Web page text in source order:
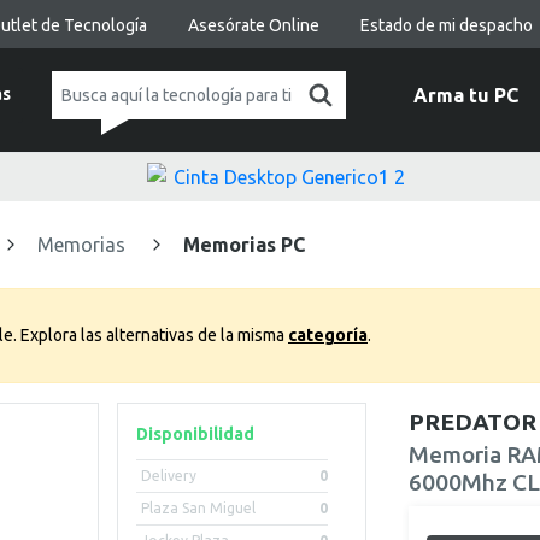
de Tecnología Asesórate Online Estado de mi despacho
Arma tu PC
Memorias Memorias PC
Explora las alternativas de la misma categoría.
Disponibilidad
Delivery 0
Plaza San Miguel 0
PREDATOR
Memoria
6000Mhz